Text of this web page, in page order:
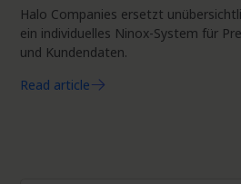
Halo Companies ersetzt
ein individuelles Ninox-System für
und Kundendaten.
Read article